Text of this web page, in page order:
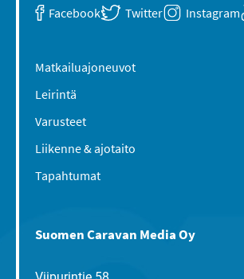
Facebook Twitter Instagram
Matkailuajoneuvot
Leirintä
Varusteet
Liikenne & ajotaito
Tapahtumat
Suomen Caravan Media Oy